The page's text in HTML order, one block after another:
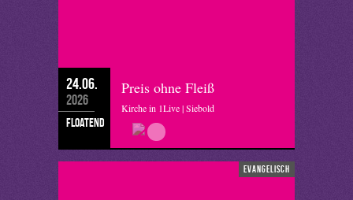
24.06.
2026
floatend
Preis ohne Fleiß
Kirche in 1Live | Siebold
evangelisch